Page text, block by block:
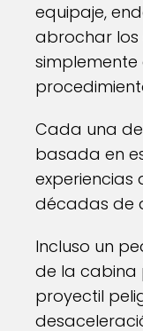
equipaje,
abrochar los
Cada una
basada en
décadas de
Incluso un
de la cabina
proyectil